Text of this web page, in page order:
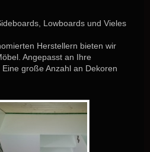
Lowboards und Vieles
Herstellern bieten wir
Angepasst an Ihre
große Anzahl an Dekoren